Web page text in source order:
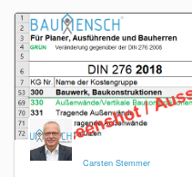
Carsten Stemmer